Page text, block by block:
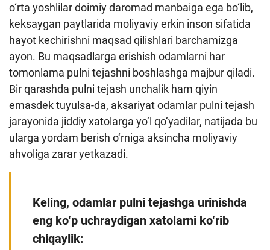
O‘quv qo‘llanmalar
Loyihalar
Interaktiv xizmatlar
Fotogalereya
Loyiha haqida
Kengaytirilgan qidiruv
Sayt xaritasi
o‘rta yoshlilar doimiy daromad manbaiga ega bo‘lib,
keksaygan paytlarida moliyaviy erkin inson sifatida
hayot kechirishni maqsad qilishlari barchamizga
ayon. Bu maqsadlarga erishish odamlarni har
tomonlama pulni tejashni boshlashga majbur qiladi.
Bir qarashda pulni tejash unchalik ham qiyin
emasdek tuyulsa-da, aksariyat odamlar pulni tejash
jarayonida jiddiy xatolarga yo‘l qo‘yadilar, natijada bu
ularga yordam berish o‘rniga aksincha moliyaviy
ahvoliga zarar yetkazadi.
Keling, odamlar pulni tejashga urinishda
eng ko‘p uchraydigan xatolarni ko‘rib
chiqaylik: